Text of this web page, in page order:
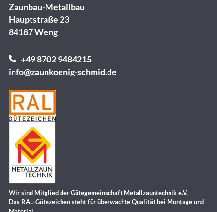
Zaunbau-Metallbau
Hauptstraße 23
84187 Weng
+49 8702 9484215
info@zaunkoenig-schmid.de
Wir sind Mitglied der Gütegemeinschaft Metallzauntechnik e.V.
Das RAL-Gütezeichen steht für überwachte Qualität bei Montage und